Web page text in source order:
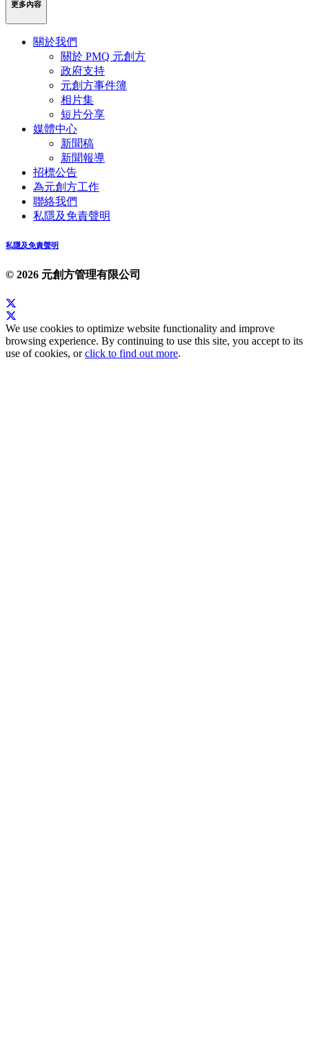
更多內容
關於我們
關於 PMQ 元創方
政府支持
元創方事件簿
相片集
短片分享
媒體中心
新聞稿
新聞報導
招標公告
為元創方工作
聯絡我們
私隱及免責聲明
私隱及免責聲明
© 2026 元創方管理有限公司
We use cookies to optimize website functionality and improve
browsing experience. By continuing to use this site, you accept to its
use of cookies, orclick to find out more.